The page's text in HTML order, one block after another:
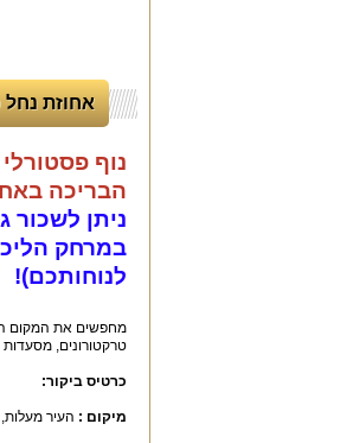
אחוזת נחל
נוף
הבריכה
ניתן לשכור גם
במרחק
לנוחותכם)!
מחפשים את המקום
טרקטורונים, מסעדות
כרטיס ביקור:
מיקום : העיר מעלות,